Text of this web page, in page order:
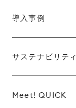
導入事例
サステナビリティ
Meet! QUICK